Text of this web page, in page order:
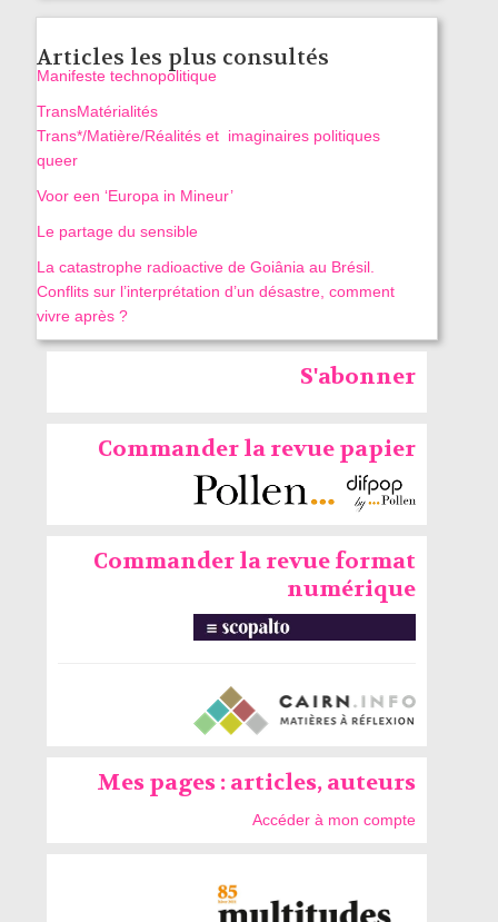
Articles les plus consultés
Manifeste technopolitique
TransMatérialités
Trans*/Matière/Réalités et imaginaires politiques
queer
Voor een ‘Europa in Mineur’
Le partage du sensible
La catastrophe radioactive de Goiânia au Brésil.
Conflits sur l’interprétation d’un désastre, comment
vivre après ?
S'abonner
Commander la revue papier
Commander la revue format
numérique
Mes pages : articles, auteurs
Accéder à mon compte